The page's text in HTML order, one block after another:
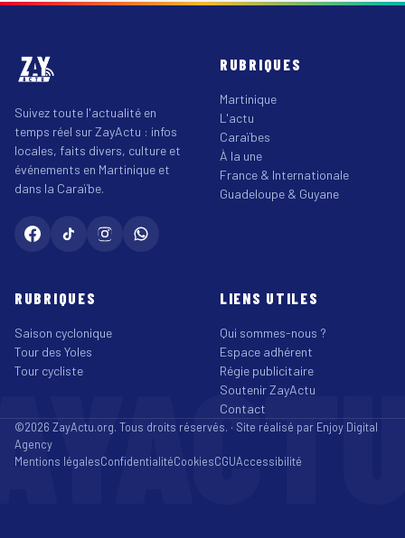
Suivez toute l'actualité en
temps réel sur ZayActu : infos
locales, faits divers, culture et
événements en Martinique et
dans la Caraïbe.
RUBRIQUES
Martinique
L'actu
Caraïbes
À la une
France & Internationale
Guadeloupe & Guyane
RUBRIQUES
Saison cyclonique
Tour des Yoles
Tour cycliste
LIENS UTILES
Qui sommes-nous ?
Espace adhérent
Régie publicitaire
Soutenir ZayActu
Contact
©2026 ZayActu.org. Tous droits réservés. · Site réalisé par Enjoy Digital
Agency
Mentions légalesConfidentialitéCookiesCGUAccessibilité